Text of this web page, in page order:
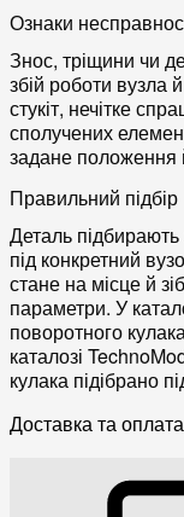
Ознаки
Знос, тріщини чи
збій роботи вузла
стукіт, нечітке
сполучених
задане положення
Правильний підбір
Деталь
під конкретний
стане на місце й
параметри. У
поворотного
каталозі
кулака підібрано
Доставка та оплата